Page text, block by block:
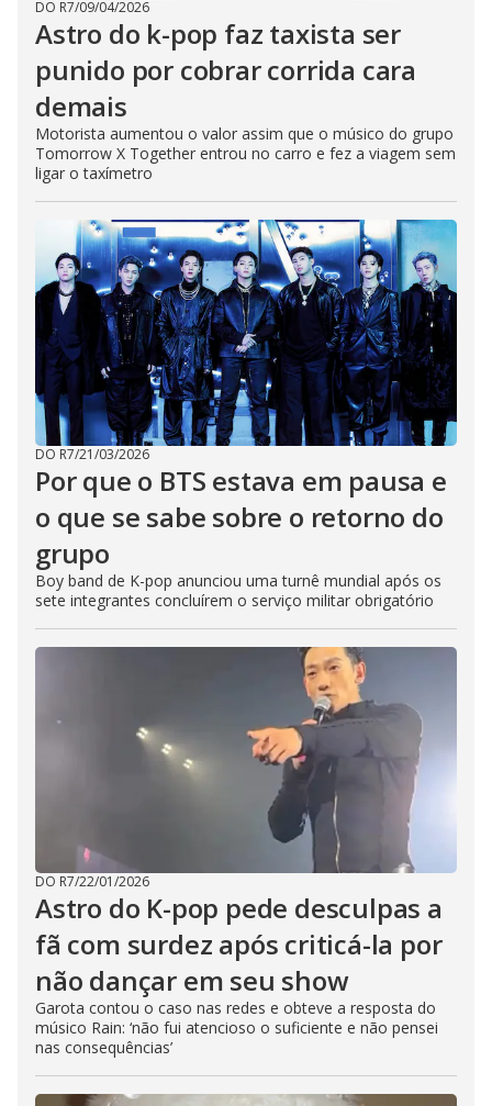
DO R7/09/04/2026
Astro do k-pop faz taxista ser
punido por cobrar corrida cara
demais
Motorista aumentou o valor assim que o músico do grupo
Tomorrow X Together entrou no carro e fez a viagem sem
ligar o taxímetro
DO R7/21/03/2026
Por que o BTS estava em pausa e
o que se sabe sobre o retorno do
grupo
Boy band de K-pop anunciou uma turnê mundial após os
sete integrantes concluírem o serviço militar obrigatório
DO R7/22/01/2026
Astro do K-pop pede desculpas a
fã com surdez após criticá-la por
não dançar em seu show
Garota contou o caso nas redes e obteve a resposta do
músico Rain: ‘não fui atencioso o suficiente e não pensei
nas consequências’